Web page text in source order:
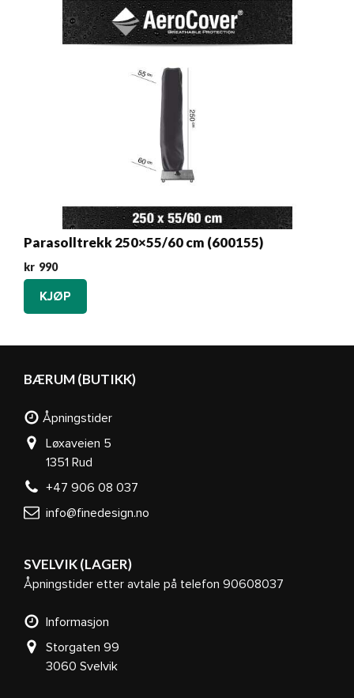
Parasolltrekk 250×55/60 cm (600155)
kr 990
KJØP
BÆRUM (BUTIKK)
Åpningstider
Løxaveien 5
1351 Rud
+47 906 08 037
info@finedesign.no
SVELVIK (LAGER)
Åpningstider etter avtale på telefon 90608037
Informasjon
Storgaten 99
3060 Svelvik